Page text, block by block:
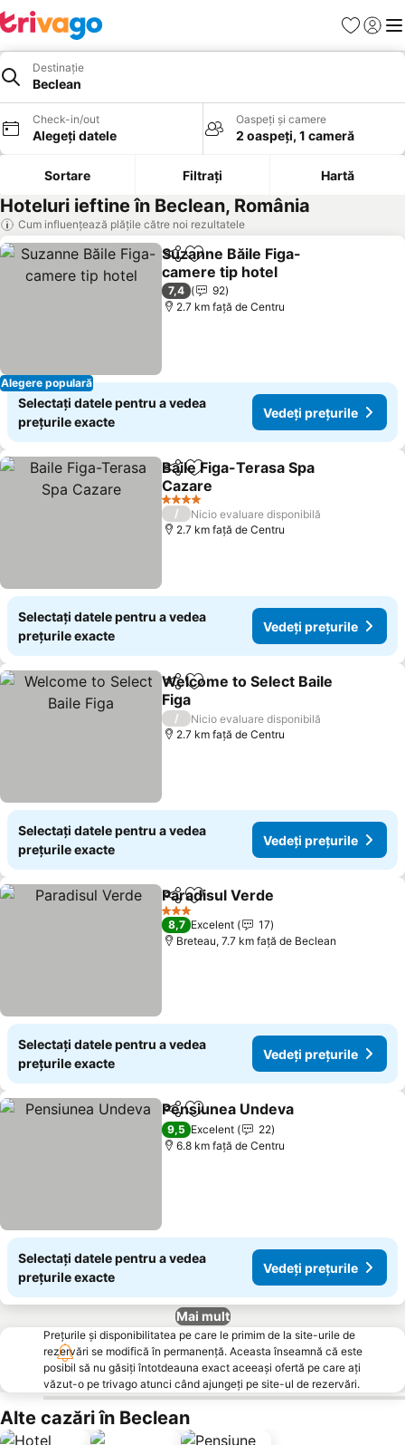
Favorite
Destinație
Beclean
Check-in/out
Alegeți datele
Oaspeți și camere
2 oaspeți, 1 cameră
Sortare Filtrați Hartă
Hoteluri ieftine în Beclean, România
Cum influențează plățile către noi rezultatele
Alegere populară
DistribuițiAdăugaţi la favorite
Suzanne Băile Figa-
camere tip hotel
7,4
92
2.7 km faţă de Centru
Selectați datele pentru a vedea
prețurile exacte
Vedeți prețurile
DistribuițiAdăugaţi la favorite
Baile Figa-Terasa Spa
Cazare
4 Stele
/
Nicio evaluare disponibilă
2.7 km faţă de Centru
Selectați datele pentru a vedea
prețurile exacte
Vedeți prețurile
DistribuițiAdăugaţi la favorite
Welcome to Select Baile
Figa
/
Nicio evaluare disponibilă
2.7 km faţă de Centru
Selectați datele pentru a vedea
prețurile exacte
Vedeți prețurile
DistribuițiAdăugaţi la favorite
Paradisul Verde
3 Stele
8,7 Excelent
17
Breteau, 7.7 km faţă de Beclean
Selectați datele pentru a vedea
prețurile exacte
Vedeți prețurile
DistribuițiAdăugaţi la favorite
Pensiunea Undeva
9,5 Excelent
22
6.8 km faţă de Centru
Selectați datele pentru a vedea
prețurile exacte
Vedeți prețurile
Mai mult
Prețurile și disponibilitatea pe care le primim de la site-urile de
rezervări se modifică în permanență. Aceasta înseamnă că este
posibil să nu găsiți întotdeauna exact aceeași ofertă pe care ați
văzut-o pe trivago atunci când ajungeți pe site-ul de rezervări.
Alte cazări în Beclean